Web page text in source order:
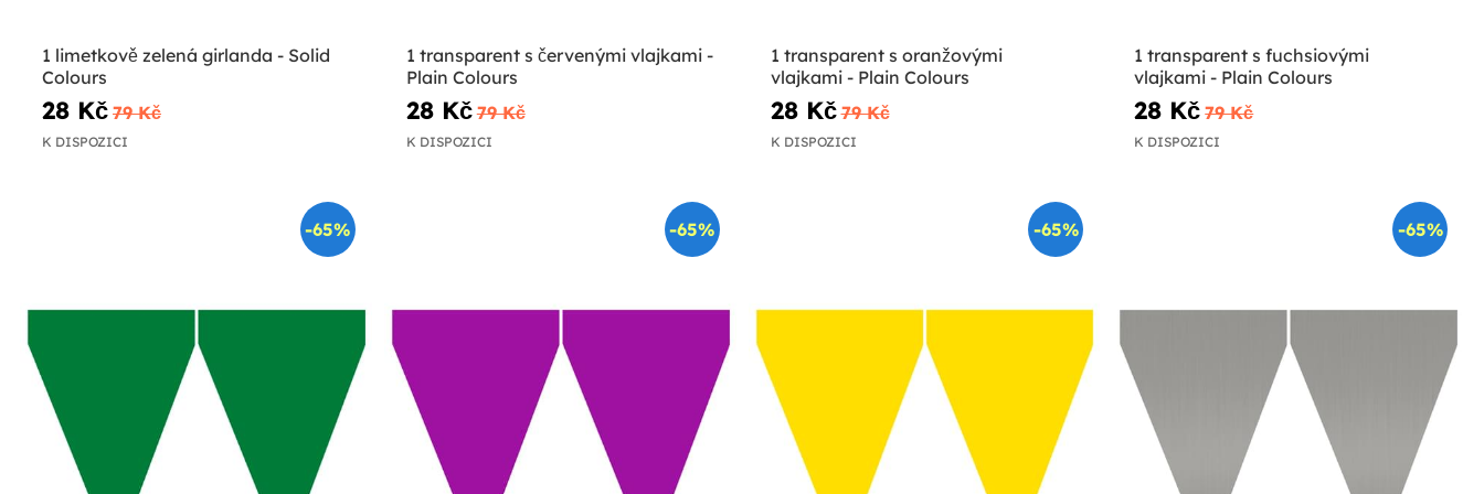
1 limetkově zelená girlanda - Solid
Colours
28 Kč 79 Kč
K DISPOZICI
1 transparent s červenými vlajkami -
Plain Colours
28 Kč 79 Kč
K DISPOZICI
1 transparent s oranžovými
vlajkami - Plain Colours
28 Kč 79 Kč
K DISPOZICI
1 transparent s fuchsiovými
vlajkami - Plain Colours
28 Kč 79 Kč
K DISPOZICI
-65% -65% -65% -65%